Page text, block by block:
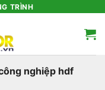
TRÌNH
nghiệp hdf